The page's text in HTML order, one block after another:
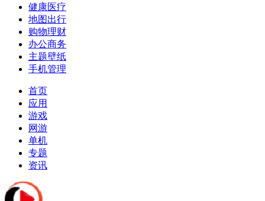
健康医疗
地图出行
购物理财
办公商务
主题壁纸
手机管理
首页
应用
游戏
网游
单机
专题
资讯